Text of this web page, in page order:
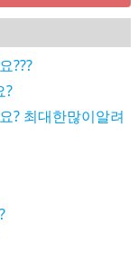
???
?
? 최대한많이알려